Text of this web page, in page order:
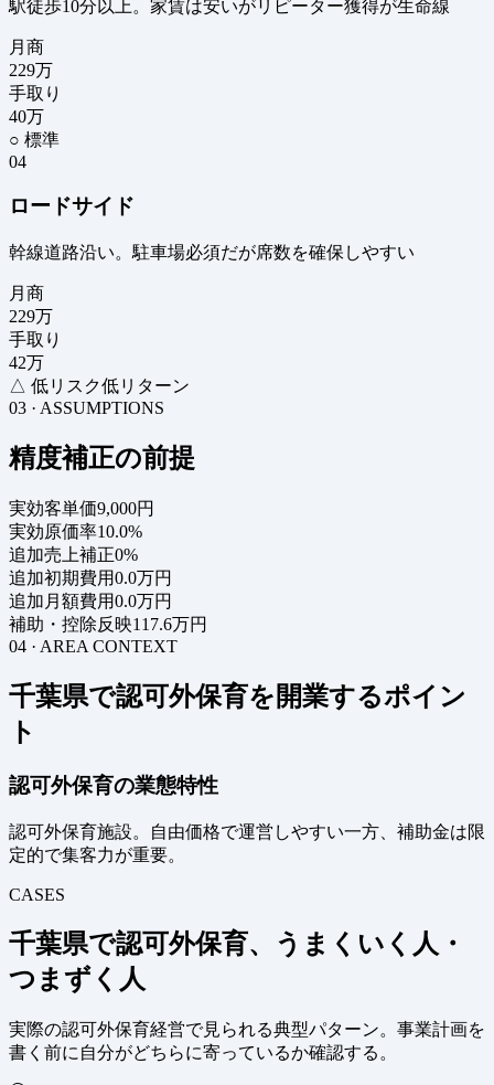
駅徒歩10分以上。家賃は安いがリピーター獲得が生命線
月商
229万
手取り
40万
○ 標準
04
ロードサイド
幹線道路沿い。駐車場必須だが席数を確保しやすい
月商
229万
手取り
42万
△ 低リスク低リターン
03 · ASSUMPTIONS
精度補正の前提
実効客単価9,000円
実効原価率10.0%
追加売上補正0%
追加初期費用0.0万円
追加月額費用0.0万円
補助・控除反映117.6万円
04 · AREA CONTEXT
千葉県で認可外保育を開業するポイン
ト
認可外保育の業態特性
認可外保育施設。自由価格で運営しやすい一方、補助金は限
定的で集客力が重要。
CASES
千葉県で認可外保育、うまくいく人・
つまずく人
実際の認可外保育経営で見られる典型パターン。事業計画を
書く前に自分がどちらに寄っているか確認する。